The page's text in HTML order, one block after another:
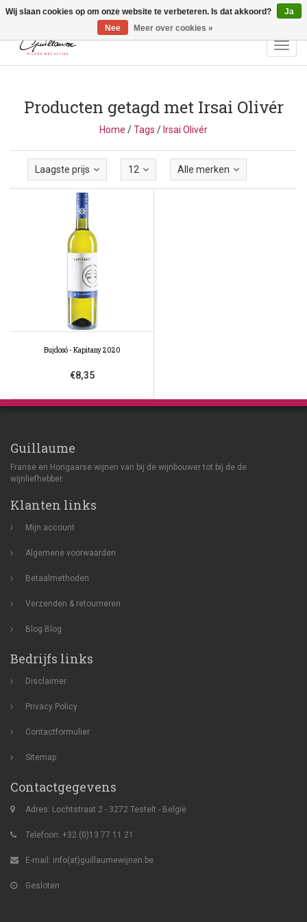
Vragen? Bel ons: +32 (0)13 - 77 11 21 - Winkel: Lochtstraat 2,
3272 Testelt -
info@guillaumewijnen.be
Producten getagd met Irsai Olivér
Home /Tags /Irsai Olivér
Laagste prijs 12 Alle merken
Bujdosó - Kapitany 2020
€8,35
Guillaume
Franse en Hongaarse wijnen van bij de wijnbouwer tot bij de de
wijnliefhebber.
Klanten links
Mijn account
Algemene voorwaarden
Betaalmethoden
Verzenden & retourneren
Blog Blog
Bedrijfs links
Disclaimer
Privacy Policy
Contactformulier
Sitemap
Contactgegevens
Adres: Lochtstraat 2 - 3272 Testelt - België
Telefoon: +32 (0)13 77 11 21
E-mail: info(at)guillaumewijnen.be
Gesloten
Wij slaan cookies op om onze website te verbeteren. Is dat akkoord?
Ja
Nee
Meer over cookies »